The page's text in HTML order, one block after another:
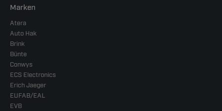
Marken
Atera
Auto Hak
Brink
Bünte
Conwys
ECS Electronics
Erich Jaeger
EUFAB/EAL
EVB